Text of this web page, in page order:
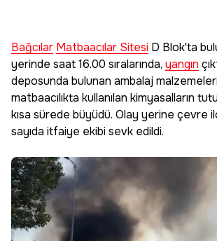
Bağcılar Matbaacılar Sitesi D Blok'ta
yerinde saat 16.00 sıralarında, yangın
deposunda bulunan ambalaj
matbaacılıkta kullanılan kimyasalların
kısa sürede büyüdü. Olay yerine çevre
sayıda itfaiye ekibi sevk edildi.